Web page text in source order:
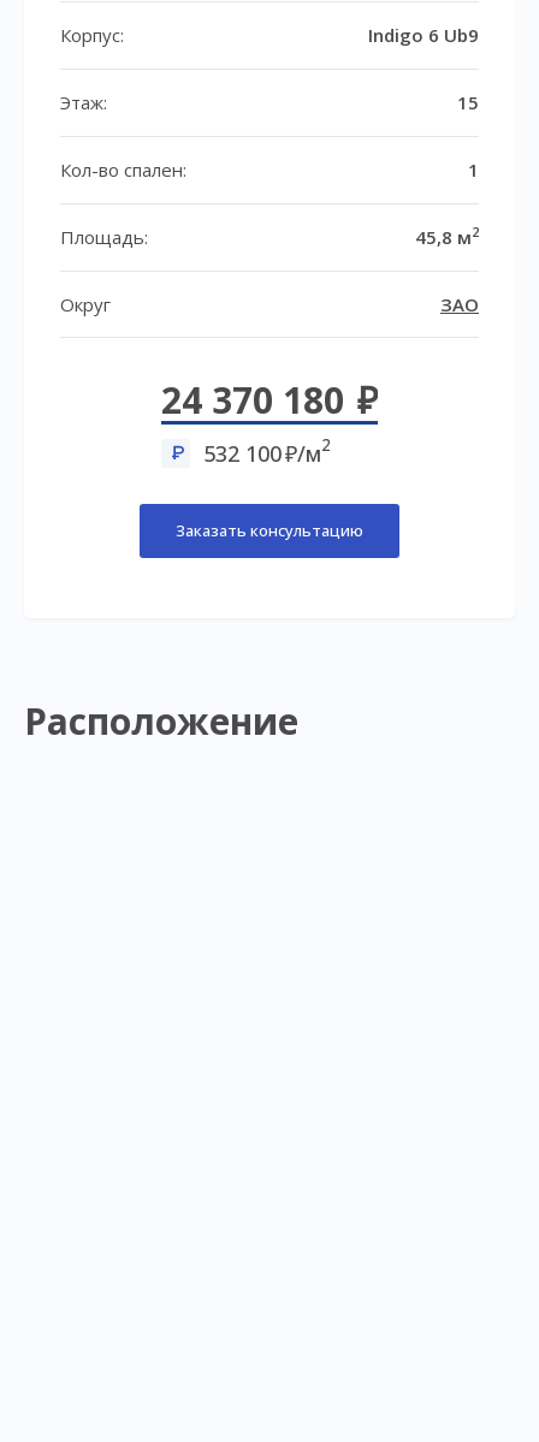
Корпус: Indigo 6 Ub9
Этаж: 15
Кол-во спален: 1
Площадь: 45,8 м2
Округ ЗАО
24 370 180
532 100 /м2
Заказать консультацию
Расположение